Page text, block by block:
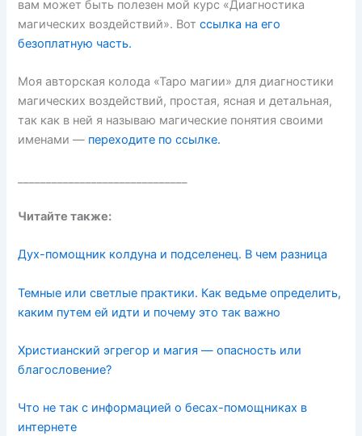
вам может быть полезен мой курс «Диагностика
магических воздействий». Вотссылка на его
безоплатную часть.
Моя авторская колода «Таро магии» для диагностики
магических воздействий, простая, ясная и детальная,
так как в ней я называю магические понятия своими
именами — переходите по ссылке.
Читайте также:
Дух-помощник колдуна и подселенец. В чем разница
Темные или светлые практики. Как ведьме определить,
каким путем ей идти и почему это так важно
Христианский эгрегор и магия — опасность или
благословение?
Что не так с информацией о бесах-помощниках в
интернете